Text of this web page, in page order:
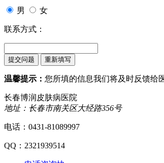
男 女
联系方式：
温馨提示： 您所填的信息我们将及时反馈给
长春博润皮肤病医院
地址：长春市南关区大经路356号
电话：0431-81089997
QQ：2321939514